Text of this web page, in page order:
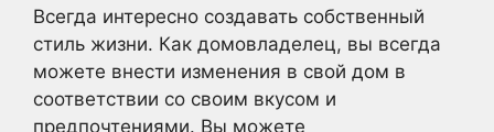
Всегда интересно создавать собственный
стиль жизни. Как домовладелец, вы всегда
можете внести изменения в свой дом в
соответствии со своим вкусом и
предпочтениями. Вы можете